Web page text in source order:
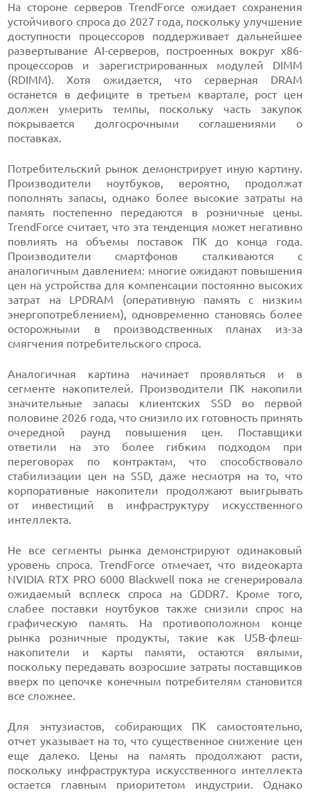
На стороне серверов TrendForce ожидает сохранения
устойчивого спроса до 2027 года, поскольку улучшение
доступности процессоров поддерживает дальнейшее
развертывание AI-серверов, построенных вокруг x86-
процессоров и зарегистрированных модулей DIMM
(RDIMM). Хотя ожидается, что серверная DRAM
останется в дефиците в третьем квартале, рост цен
должен умерить темпы, поскольку часть закупок
покрывается долгосрочными соглашениями о
поставках.
Потребительский рынок демонстрирует иную картину.
Производители ноутбуков, вероятно, продолжат
пополнять запасы, однако более высокие затраты на
память постепенно передаются в розничные цены.
TrendForce считает, что эта тенденция может негативно
повлиять на объемы поставок ПК до конца года.
Производители смартфонов сталкиваются с
аналогичным давлением: многие ожидают повышения
цен на устройства для компенсации постоянно высоких
затрат на LPDRAM (оперативную память с низким
энергопотреблением), одновременно становясь более
осторожными в производственных планах из-за
смягчения потребительского спроса.
Аналогичная картина начинает проявляться и в
сегменте накопителей. Производители ПК накопили
значительные запасы клиентских SSD во первой
половине 2026 года, что снизило их готовность принять
очередной раунд повышения цен. Поставщики
ответили на это более гибким подходом при
переговорах по контрактам, что способствовало
стабилизации цен на SSD, даже несмотря на то, что
корпоративные накопители продолжают выигрывать
от инвестиций в инфраструктуру искусственного
интеллекта.
Не все сегменты рынка демонстрируют одинаковый
уровень спроса. TrendForce отмечает, что видеокарта
NVIDIA RTX PRO 6000 Blackwell пока не сгенерировала
ожидаемый всплеск спроса на GDDR7. Кроме того,
слабее поставки ноутбуков также снизили спрос на
графическую память. На противоположном конце
рынка розничные продукты, такие как USB-флеш-
накопители и карты памяти, остаются вялыми,
поскольку передавать возросшие затраты поставщиков
вверх по цепочке конечным потребителям становится
все сложнее.
Для энтузиастов, собирающих ПК самостоятельно,
отчет указывает на то, что существенное снижение цен
еще далеко. Цены на память продолжают расти,
поскольку инфраструктура искусственного интеллекта
остается главным приоритетом индустрии. Однако